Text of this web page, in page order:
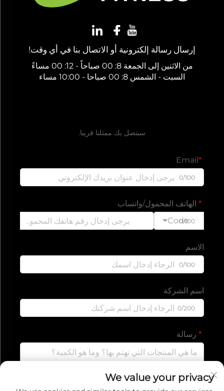
إرسال رسالة إلكترونية أو الاتصال بنا في أي وقت!
من الاثنين إلى الجمعة 8: 00 صباحاً - 12: 00 مساءً
السبت - الشمس 8: 00 صباحا - 10:00 مساء
سيتصل بك ممثلنا قريبا.
Email
0/100
الهاتف المحمول/واتساب
Code
0/100
الاسم
0/100
اسم الشركة
0/200
رسالة
0/1000
We value your privacy